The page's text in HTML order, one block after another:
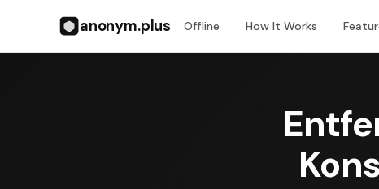
anonym.plus Offline How It Works